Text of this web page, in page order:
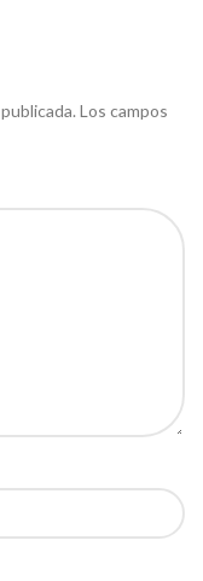
Los campos